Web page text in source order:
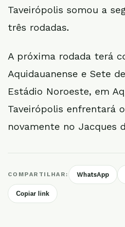
Taveirópolis somou a
três rodadas.
A próxima rodada terá
Aquidauanense e Sete
Estádio Noroeste, em
Taveirópolis enfrentará
novamente no Jacques
COMPARTILHAR: WhatsApp
Copiar link